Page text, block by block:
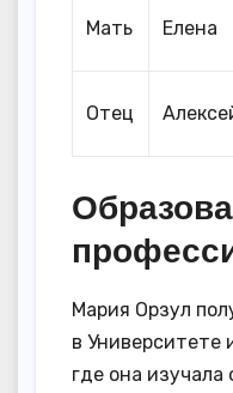
Мать Елена
Отец
Мария Орзул
в Университете
где она изучала